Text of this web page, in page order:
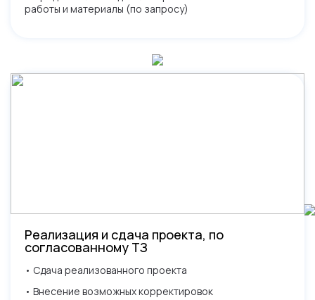
работы и материалы (по запросу)
Реализация и сдача проекта, по
согласованному ТЗ
• Сдача реализованного проекта
• Внесение возможных корректировок